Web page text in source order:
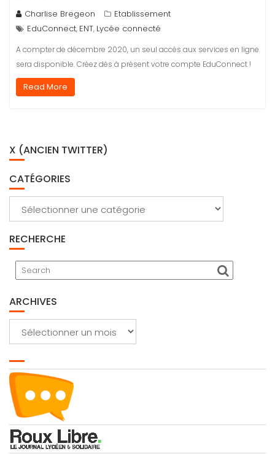
Charlise Bregeon
Etablissement
EduConnect, ENT, Lycée connecté
A compter de décembre 2020, un seul accès aux services en ligne
sera disponible. Créez dès à présent votre compte EduConnect !
Read More
X (ANCIEN TWITTER)
CATÉGORIES
RECHERCHE
ARCHIVES